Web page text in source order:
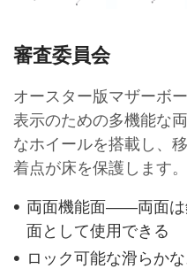
審査委員会
オースター版マザーボ
表示のための多機能な
なホイールを搭載し、
着点が床を保護します。
両面機能面——両面は
面として使用できる
ロック可能な滑らか